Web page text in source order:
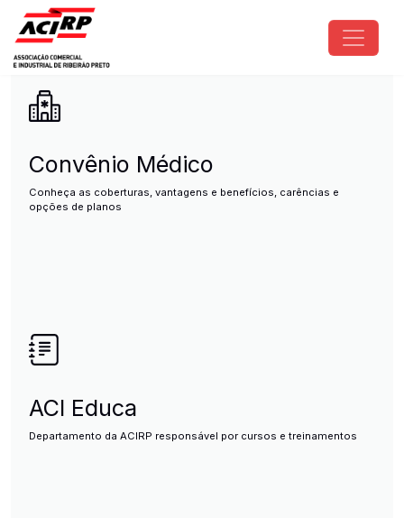
Pular para o conteúdo principal
ACIRP - Associação Comercial
Convênio Médico
Conheça as coberturas, vantagens e benefícios, carências e
opções de planos
ACI Educa
Departamento da ACIRP responsável por cursos e treinamentos